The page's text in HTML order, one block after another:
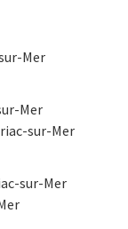
Mer
Mer
sur-Mer
sur-Mer